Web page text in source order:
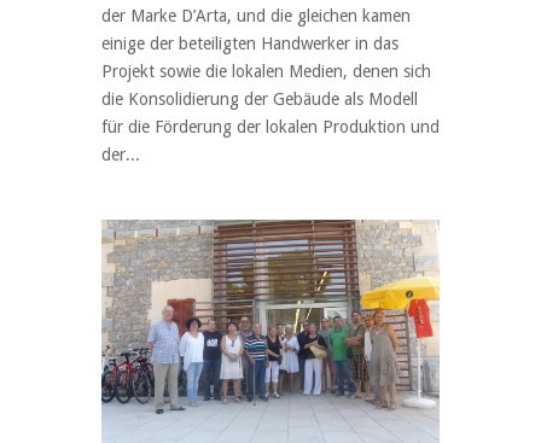
der Marke D’Arta, und die gleichen kamen
einige der beteiligten Handwerker in das
Projekt sowie die lokalen Medien, denen sich
die Konsolidierung der Gebäude als Modell
für die Förderung der lokalen Produktion und
der...